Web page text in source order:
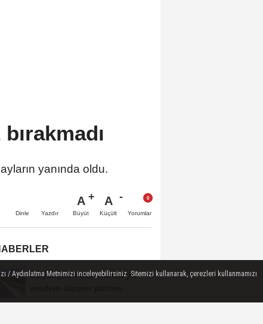
yanında oldu.
Dinle Yazdır
A
Büyüt
A
Küçült Yorumlar
Büyükşehir’den Darıca’ya
/ Aydınlatma Metnimizi inceleyebilirsiniz. Sitemizi kullanarak, çerezleri kullanmamızı